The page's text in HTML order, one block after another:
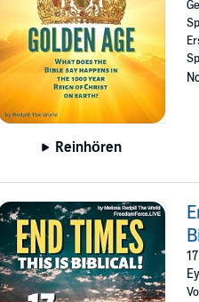
Reinhören